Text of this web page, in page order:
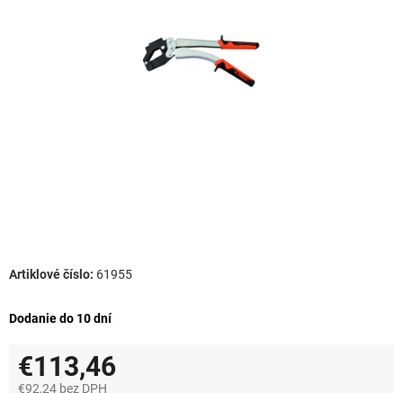
Dodanie do 10 dní
61955
€113,46
€92,24 bez DPH